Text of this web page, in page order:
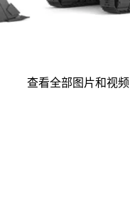
查看全部图片和视频